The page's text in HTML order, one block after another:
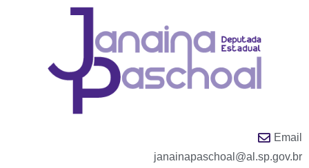
Email
janainapaschoal@al.sp.gov.br